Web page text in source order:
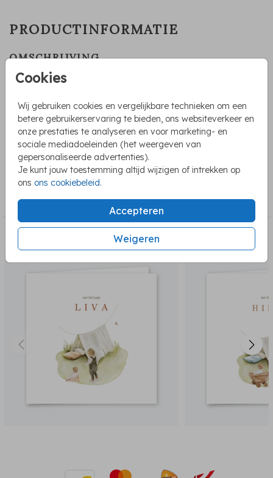
Cookies
Wij gebruiken cookies en vergelijkbare technieken om een
betere gebruikerservaring te bieden, ons websiteverkeer en
onze prestaties te analyseren en voor marketing- en
sociale mediadoeleinden (het weergeven van
gepersonaliseerde advertenties).
Je kunt jouw toestemming altijd wijzigen of intrekken op
ons ons cookiebeleid.
Accepteren
Weigeren
PRODUCTINFORMATIE
OMSCHRIJVING
Uniek getekend geboortekaartje voor een kindje wat in
aquarel en op de achtergrond zie je het stadhuis. Vooraan
staat een broertje met een baby zusje. De illustraties kan je
zelf aanpassen voor een zoon of voeg zelf meerdere kindjes
toe. Toon meer
Irene Jelier
COLLECTIE
Geboortekaartjes broertjes en zusjes